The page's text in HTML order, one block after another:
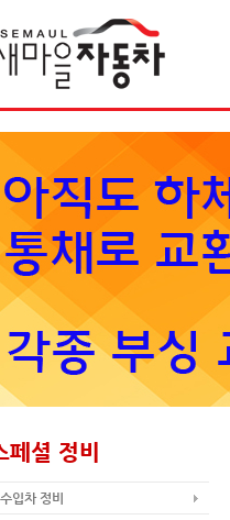
페셜 정비
수입차 정비